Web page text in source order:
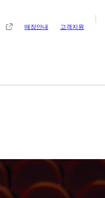
매장안내 고객지원